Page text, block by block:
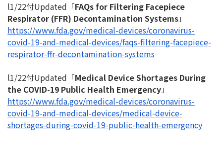
l1/22付Updated「FAQs for Filtering Facepiece
Respirator (FFR) Decontamination Systems」
https://www.fda.gov/medical-devices/coronavirus-
covid-19-and-medical-devices/faqs-filtering-facepiece-
respirator-ffr-decontamination-systems
l1/22付Updated「Medical Device Shortages During
the COVID-19 Public Health Emergency」
https://www.fda.gov/medical-devices/coronavirus-
covid-19-and-medical-devices/medical-device-
shortages-during-covid-19-public-health-emergency